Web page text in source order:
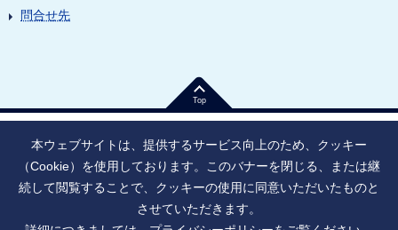
問合せ先
Top
法人番号：9010005023796 東京都千代田区大手町1丁目7番1号
寄附のお願い
ご利用上の注意
本ウェブサイトは、提供するサービス向上のため、クッキー
（Cookie）を使用しております。このバナーを閉じる、または継
続して閲覧することで、クッキーの使用に同意いただいたものと
させていただきます。